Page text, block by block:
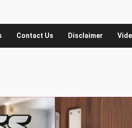
Contact Us Disclaimer